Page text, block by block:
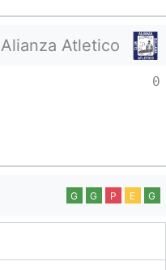
Alianza Atletico
0
G G P E G